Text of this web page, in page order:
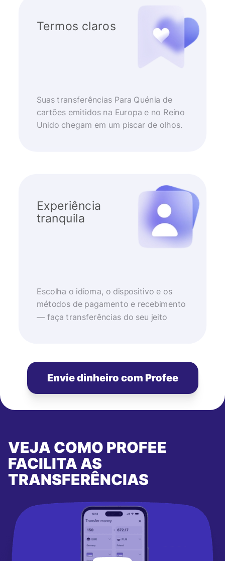
Termos claros
Suas transferências Para Quénia de
cartões emitidos na Europa e no Reino
Unido chegam em um piscar de olhos.
Experiência
tranquila
Escolha o idioma, o dispositivo e os
métodos de pagamento e recebimento
— faça transferências do seu jeito
Envie dinheiro com Profee
VEJA COMO PROFEE
FACILITA AS
TRANSFERÊNCIAS